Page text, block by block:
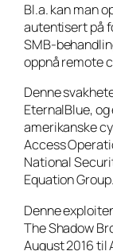
Bl.a. kan man
autentisert på
SMB-
oppnå remote
Denne
EternalBlue,
amerikanske
Access
National
Equation Group.
Denne
The Shadow
August 2016 til